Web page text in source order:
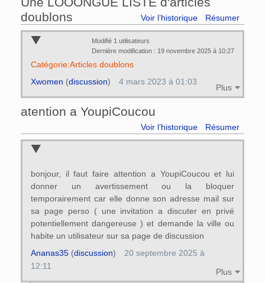
doublons
Voir l’historique Résumer
Modifié 1 utilisateurs
Dernière modification : 19 novembre 2025 à 10:27
Catégorie:Articles doublons
Plus
Xwomen (discussion) 4 mars 2023 à 01:03
atention a YoupiCoucou
Voir l’historique Résumer
bonjour, il faut faire attention a YoupiCoucou et lui
donner un avertissement ou la bloquer
temporairement car elle donne son adresse mail sur
sa page perso ( une invitation a discuter en privé
potentiellement dangereuse ) et demande la ville ou
habite un utilisateur sur sa page de discussion
Plus
Ananas35(discussion)
20 septembre 2025 à
12:11